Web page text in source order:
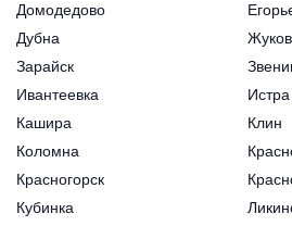
Домодедово
Дубна
Зарайск
Ивантеевка
Истра
Кашира
Клин
Коломна
Красногорск
Кубинка